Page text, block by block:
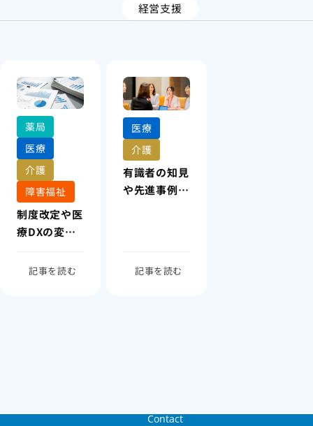
経営支援
薬局
医療
介護
障害福祉
制度改定や医
療DXの変化
が追いつかな
記事を読む
医療
介護
有識者の知見
や先進事例か
記事を読む
Contact